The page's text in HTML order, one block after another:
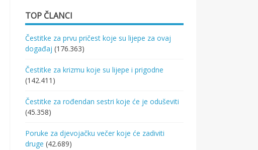
TOP ČLANCI
Čestitke za prvu pričest koje su lijepe za ovaj
događaj (176.363)
Čestitke za krizmu koje su lijepe i prigodne
(142.411)
Čestitke za rođendan sestri koje će je oduševiti
(45.358)
Poruke za djevojačku večer koje će zadiviti
druge (42.689)